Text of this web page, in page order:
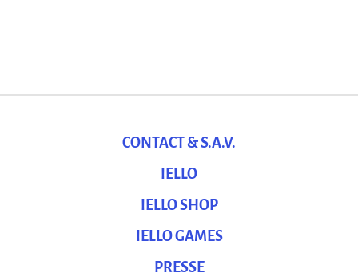
CONTACT & S.A.V.
IELLO
IELLO SHOP
IELLO GAMES
PRESSE